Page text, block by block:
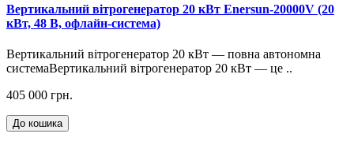
Вертикальний вітрогенератор 20 кВт Enersun-20000V (20
кВт, 48 В, офлайн-система)
Вертикальний вітрогенератор 20 кВт — повна автономна
системаВертикальний вітрогенератор 20 кВт — це ..
405 000 грн.
До кошика